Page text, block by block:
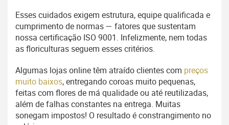
Esses cuidados exigem estrutura, equipe qualificada e
cumprimento de normas — fatores que sustentam
nossa certificação ISO 9001. Infelizmente, nem todas
as floriculturas seguem esses critérios.
Algumas lojas online têm atraído clientes com preços
muito baixos, entregando coroas muito pequenas,
feitas com flores de má qualidade ou até reutilizadas,
além de falhas constantes na entrega. Muitas
sonegam impostos! O resultado é constrangimento no